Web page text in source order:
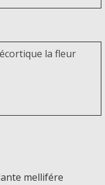
la fleur
mellifére